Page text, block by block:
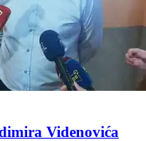
Videnovića